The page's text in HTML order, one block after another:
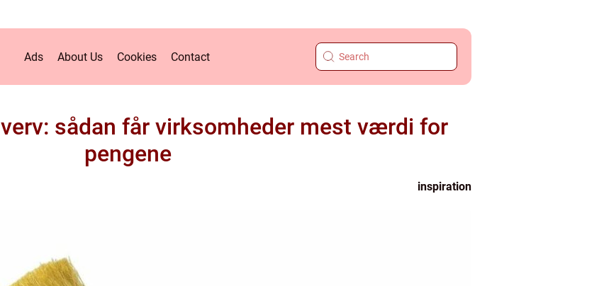
Ads About Us Cookies Contact
sådan får virksomheder mest værdi for
pengene
inspiration